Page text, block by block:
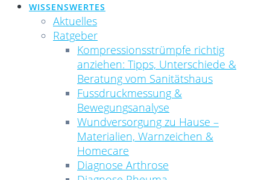
WISSENSWERTES
Aktuelles
Ratgeber
Kompressionsstrümpfe richtig
anziehen: Tipps, Unterschiede &
Beratung vom Sanitätshaus
Fussdruckmessung &
Bewegungsanalyse
Wundversorgung zu Hause –
Materialien, Warnzeichen &
Homecare
Diagnose Arthrose